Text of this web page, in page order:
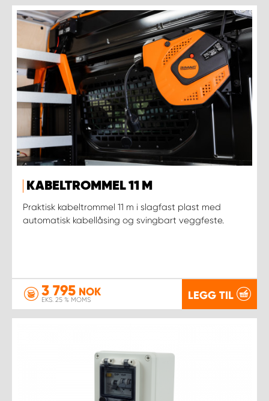
KABELTROMMEL 11 M
Praktisk kabeltrommel 11 m i slagfast plast med
automatisk kabellåsing og svingbart veggfeste.
3 795 NOK
EKS. 25 % MOMS LEGG TIL